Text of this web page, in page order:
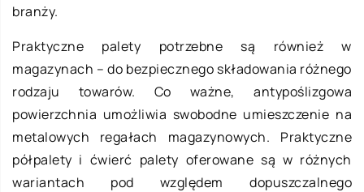
branży.
Praktyczne palety potrzebne są również w
magazynach – do bezpiecznego składowania różnego
rodzaju towarów. Co ważne, antypoślizgowa
powierzchnia umożliwia swobodne umieszczenie na
metalowych regałach magazynowych. Praktyczne
półpalety i ćwierć palety oferowane są w różnych
wariantach pod względem dopuszczalnego